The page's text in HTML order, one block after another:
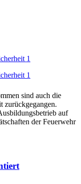
sind auch die
zurückgegangen.
auf
der Feuerwehr